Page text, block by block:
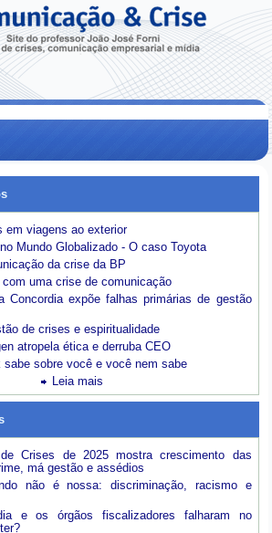
em viagens ao exterior
Mundo Globalizado - O caso Toyota
da crise da BP
com uma crise de comunicação
Concordia expõe falhas primárias de gestão
de crises e espiritualidade
atropela ética e derruba CEO
sabe sobre você e você nem sabe
Leia mais
de Crises de 2025 mostra crescimento das
má gestão e assédios
não é nossa: discriminação, racismo e
e os órgãos fiscalizadores falharam no